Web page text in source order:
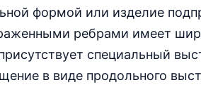
формой или изделие
ребрами имеет
специальный
в виде продольного